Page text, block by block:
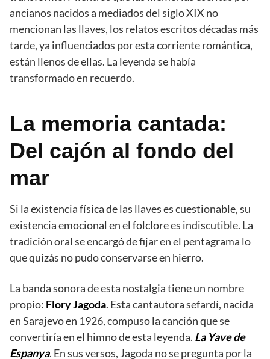
ancianos nacidos a mediados del siglo XIX no
mencionan las llaves, los relatos escritos décadas más
tarde, ya influenciados por esta corriente romántica,
están llenos de ellas. La leyenda se había
transformado en recuerdo.
La memoria cantada:
Del cajón al fondo del
mar
Si la existencia física de las llaves es cuestionable, su
existencia emocional en el folclore es indiscutible. La
tradición oral se encargó de fijar en el pentagrama lo
que quizás no pudo conservarse en hierro.
La banda sonora de esta nostalgia tiene un nombre
propio: Flory Jagoda. Esta cantautora sefardí, nacida
en Sarajevo en 1926, compuso la canción que se
convertiría en el himno de esta leyenda. La Yave de
Espanya. En sus versos, Jagoda no se pregunta por la